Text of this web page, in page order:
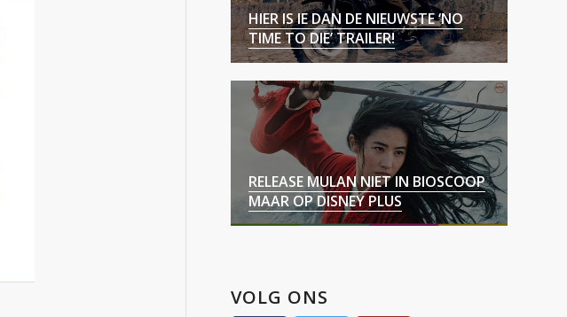
HIER IS IE DAN DE NIEUWSTE ‘NO
TIME TO DIE’ TRAILER!
RELEASE MULAN NIET IN BIOSCOOP
MAAR OP DISNEY PLUS
VOLG ONS